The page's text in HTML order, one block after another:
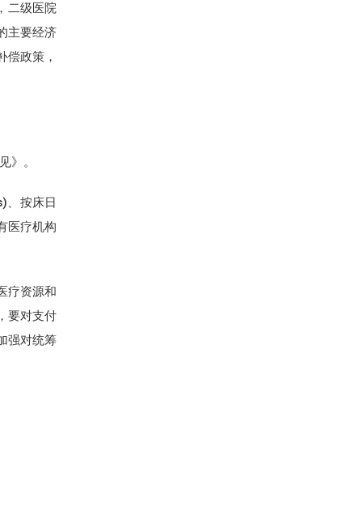
二级医院
主要经济
偿政策，
》。
、按床日
医疗机构
疗资源和
要对支付
强对统筹